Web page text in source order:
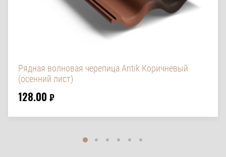
Рядная волновая черепица Antik Коричневый
(осенний лист)
128.00 ₽